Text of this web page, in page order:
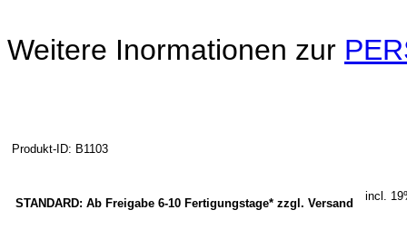
Weitere Inormationen zur
Produkt-ID: B1103
incl.
STANDARD: Ab Freigabe 6-10 Fertigungstage* zzgl. Versand